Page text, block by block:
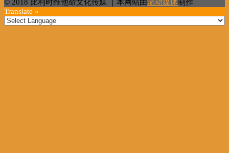
© 2018 比利时维他命文化传媒 ｜本网站由流动媒体制作
Translate »